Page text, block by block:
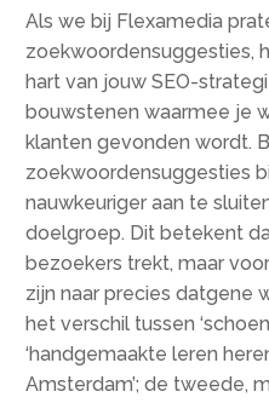
Als we bij Flexamedia
zoekwoordensuggesties,
hart van jouw SEO-
bouwstenen waarmee je
klanten gevonden wordt.​
zoekwoordensuggesties
nauwkeuriger aan te
doelgroep.​ Dit betekent
bezoekers trekt, maar
zijn naar precies datgene
het verschil tussen
‘handgemaakte leren
Amsterdam’; de tweede,